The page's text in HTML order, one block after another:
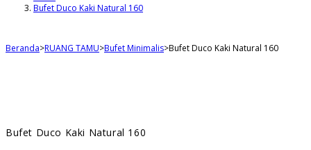
Bufet Duco Kaki Natural 160
Beranda>RUANG TAMU>Bufet Minimalis>Bufet Duco Kaki Natural 160
Bufet Duco Kaki Natural 160